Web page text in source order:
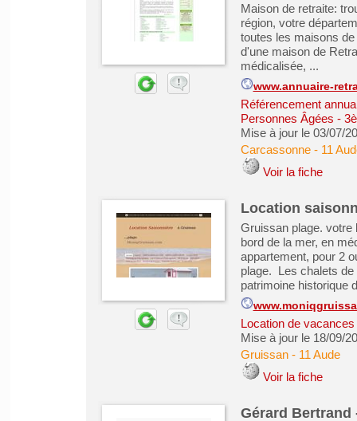
Maison de retraite:
région, votre
toutes les maisons
d'une maison de
médicalisée, ...
www.annuaire-
Référencement
Personnes Âgées -
Mise à jour le 03/07/
Carcassonne- 11
Voir la fiche
Location
Gruissan plage. votre
bord de la mer, en
appartement, pour 2
plage. Les chalets de
patrimoine historique
Location de
Mise à jour le 18/09/
Gruissan- 11 Aude
Voir la fiche
Gérard Bertrand